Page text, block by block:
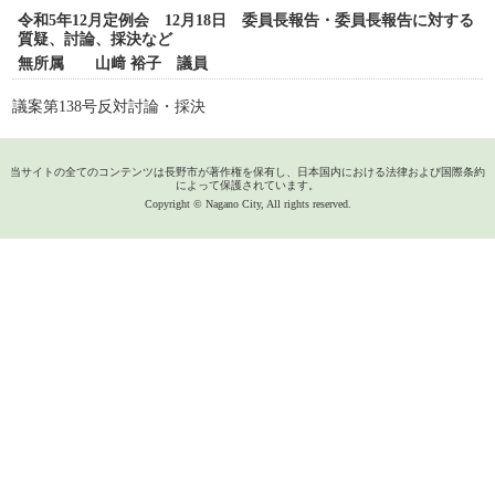
令和5年12月定例会 12月18日 委員長報告・委員長報告に対する
質疑、討論、採決など
無所属 山﨑 裕子 議員
議案第138号反対討論・採決
当サイトの全てのコンテンツは長野市が著作権を保有し、日本国内における法律および国際条約
によって保護されています。
Copyright © Nagano City, All rights reserved.